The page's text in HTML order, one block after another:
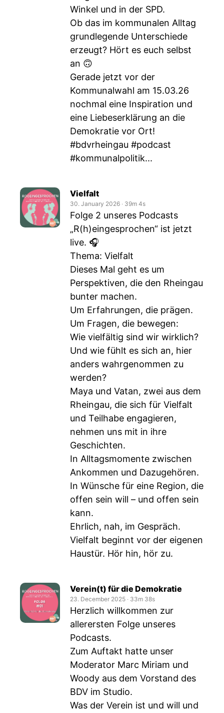
Winkel und in der SPD.
Ob das im kommunalen Alltag
grundlegende Unterschiede
erzeugt? Hört es euch selbst
an 🙃
Gerade jetzt vor der
Kommunalwahl am 15.03.26
nochmal eine Inspiration und
eine Liebeserklärung an die
Demokratie vor Ort!
#bdvrheingau #podcast
#kommunalpolitik...
Vielfalt
30. January 2026 ‧ 39m 4s
Folge 2 unseres Podcasts
„R(h)eingesprochen“ ist jetzt
live. 🎧
Thema: Vielfalt
Dieses Mal geht es um
Perspektiven, die den Rheingau
bunter machen.
Um Erfahrungen, die prägen.
Um Fragen, die bewegen:
Wie vielfältig sind wir wirklich?
Und wie fühlt es sich an, hier
anders wahrgenommen zu
werden?
Maya und Vatan, zwei aus dem
Rheingau, die sich für Vielfalt
und Teilhabe engagieren,
nehmen uns mit in ihre
Geschichten.
In Alltagsmomente zwischen
Ankommen und Dazugehören.
In Wünsche für eine Region, die
offen sein will – und offen sein
kann.
Ehrlich, nah, im Gespräch.
Vielfalt beginnt vor der eigenen
Haustür. Hör hin, hör zu.
Verein(t) für die Demokratie
23. December 2025 ‧ 33m 38s
Herzlich willkommen zur
allerersten Folge unseres
Podcasts.
Zum Auftakt hatte unser
Moderator Marc Miriam und
Woody aus dem Vorstand des
BDV im Studio.
Was der Verein ist und will und